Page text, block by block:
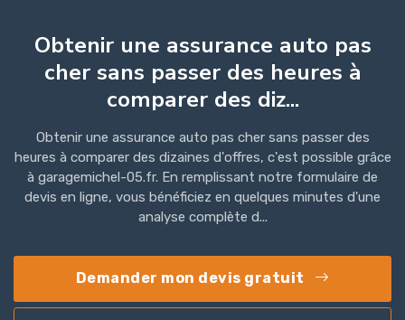
Obtenir une assurance auto pas
cher sans passer des heures à
comparer des diz...
Obtenir une assurance auto pas cher sans passer des
heures à comparer des dizaines d'offres, c'est possible grâce
à garagemichel-05.fr. En remplissant notre formulaire de
devis en ligne, vous bénéficiez en quelques minutes d'une
analyse complète d...
Demander mon devis gratuit